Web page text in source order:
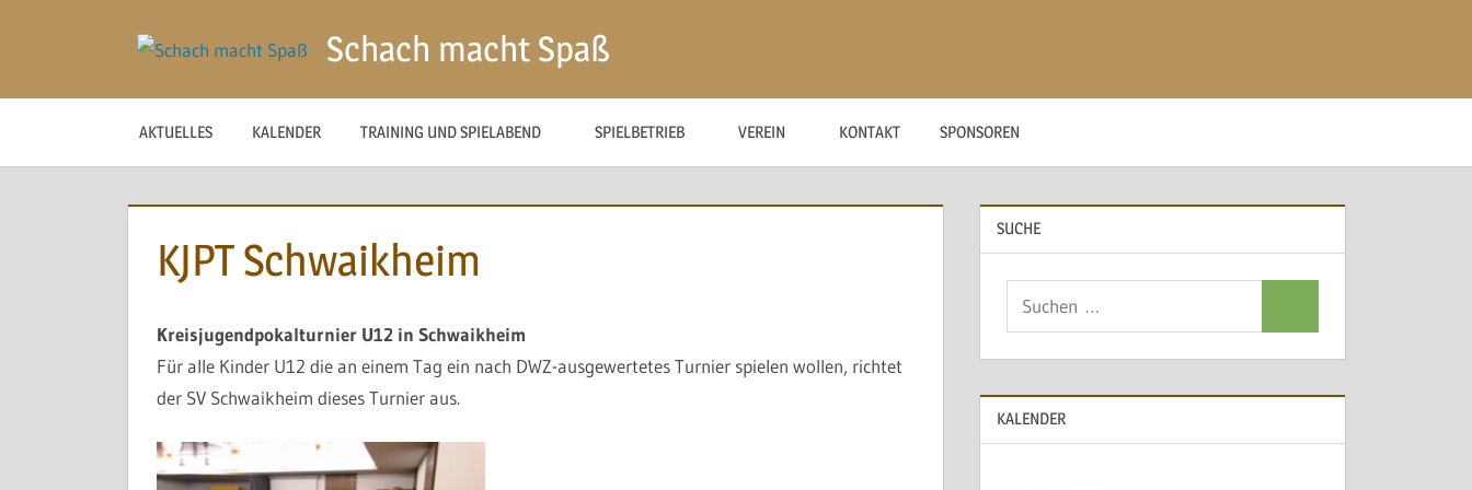
Schach macht Spaß
AKTUELLES KALENDER TRAINING UND SPIELABEND SPIELBETRIEB VEREIN KONTAKT SPONSOREN
KJPT Schwaikheim
Kreisjugendpokalturnier U12 in Schwaikheim
Für alle Kinder U12 die an einem Tag ein nach DWZ-ausgewertetes Turnier spielen wollen, richtet
der SV Schwaikheim dieses Turnier aus.
SUCHE
KALENDER